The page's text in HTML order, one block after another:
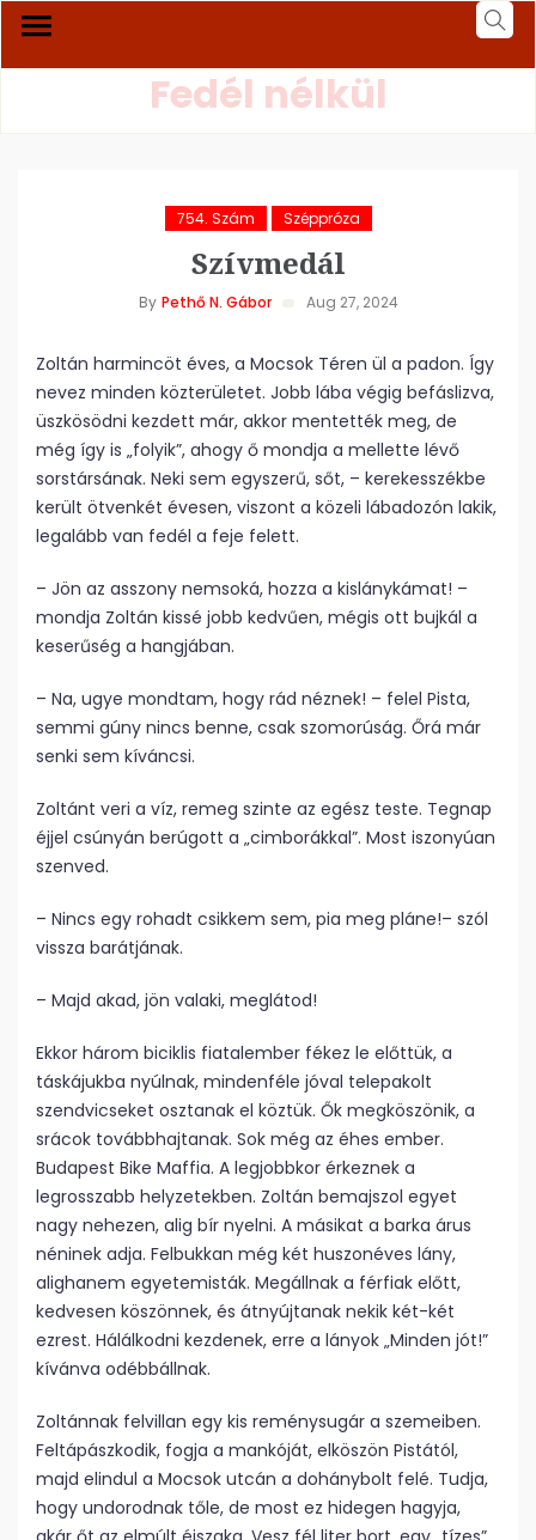
Fedél nélkül
754. Szám Széppróza
Szívmedál
By Pethő N. Gábor Aug 27, 2024
Zoltán harmincöt éves, a Mocsok Téren ül a padon. Így
nevez minden közterületet. Jobb lába végig befáslizva,
üszkösödni kezdett már, akkor mentették meg, de
még így is „folyik”, ahogy ő mondja a mellette lévő
sorstársának. Neki sem egyszerű, sőt, – kerekesszékbe
került ötvenkét évesen, viszont a közeli lábadozón lakik,
legalább van fedél a feje felett.
– Jön az asszony nemsoká, hozza a kislánykámat! –
mondja Zoltán kissé jobb kedvűen, mégis ott bujkál a
keserűség a hangjában.
– Na, ugye mondtam, hogy rád néznek! – felel Pista,
semmi gúny nincs benne, csak szomorúság. Őrá már
senki sem kíváncsi.
Zoltánt veri a víz, remeg szinte az egész teste. Tegnap
éjjel csúnyán berúgott a „cimborákkal”. Most iszonyúan
szenved.
– Nincs egy rohadt csikkem sem, pia meg pláne!– szól
vissza barátjának.
– Majd akad, jön valaki, meglátod!
Ekkor három biciklis fiatalember fékez le előttük, a
táskájukba nyúlnak, mindenféle jóval telepakolt
szendvicseket osztanak el köztük. Ők megköszönik, a
srácok továbbhajtanak. Sok még az éhes ember.
Budapest Bike Maffia. A legjobbkor érkeznek a
legrosszabb helyzetekben. Zoltán bemajszol egyet
nagy nehezen, alig bír nyelni. A másikat a barka árus
néninek adja. Felbukkan még két huszonéves lány,
alighanem egyetemisták. Megállnak a férfiak előtt,
kedvesen köszönnek, és átnyújtanak nekik két-két
ezrest. Hálálkodni kezdenek, erre a lányok „Minden jót!”
kívánva odébbállnak.
Zoltánnak felvillan egy kis reménysugár a szemeiben.
Feltápászkodik, fogja a mankóját, elköszön Pistától,
majd elindul a Mocsok utcán a dohánybolt felé. Tudja,
hogy undorodnak tőle, de most ez hidegen hagyja,